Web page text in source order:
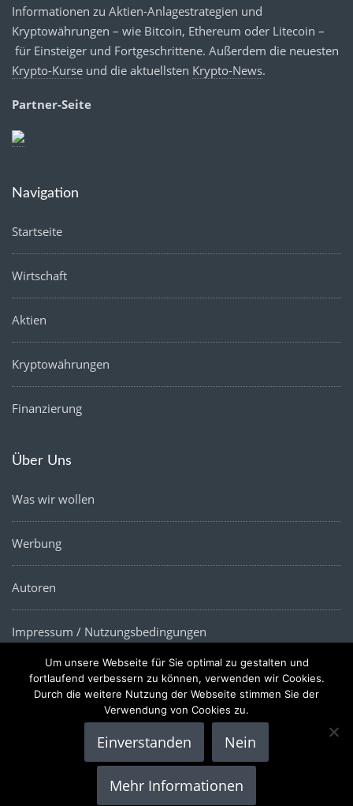
Informationen zu Aktien-Anlagestrategien und
Kryptowährungen – wie Bitcoin, Ethereum oder Litecoin –
für Einsteiger und Fortgeschrittene. Außerdem die neuesten
Krypto-Kurse und die aktuellsten Krypto-News.
Partner-Seite
Navigation
Startseite
Wirtschaft
Aktien
Kryptowährungen
Finanzierung
Über Uns
Was wir wollen
Werbung
Autoren
Impressum / Nutzungsbedingungen
Datenschutz
Copyright © 2022 |Die Wirtschaftsnews- Alle Rechte
Um unsere Webseite für Sie optimal zu gestalten und
fortlaufend verbessern zu können, verwenden wir Cookies.
Durch die weitere Nutzung der Webseite stimmen Sie der
Verwendung von Cookies zu.
Einverstanden Nein
Mehr Informationen